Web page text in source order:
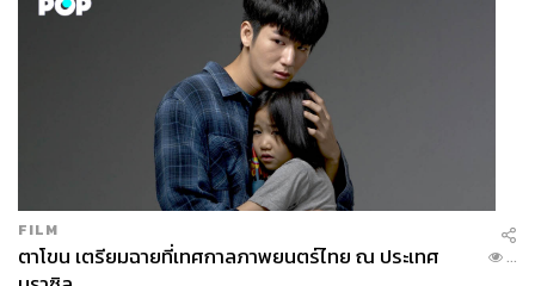
FILM
ตาโขน เตรียมฉายที่เทศกาลภาพยนตร์ไทย ณ ประเทศ
...